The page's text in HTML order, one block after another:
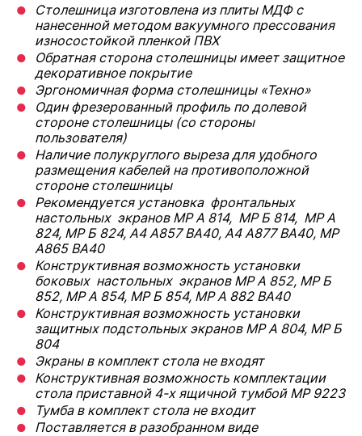
Столешница изготовлена из плиты МДФ с
нанесенной методом вакуумного прессования
износостойкой пленкой ПВХ
Обратная сторона столешницы имеет защитное
декоративное покрытие
Эргономичная форма столешницы «Техно»
Один фрезерованный профиль по долевой
стороне столешницы (со стороны
пользователя)
Наличие полукруглого выреза для удобного
размещения кабелей на противоположной
стороне столешницы
Рекомендуется установка фронтальных
настольных экранов МР А 814, МР Б 814, МР А
824, МР Б 824, А4 А857 ВА40, А4 А877 ВА40, МР
А865 ВА40
Конструктивная возможность установки
боковых настольных экранов МР А 852, МР Б
852, МР А 854, МР Б 854, МР А 882 BA40
Конструктивная возможность установки
защитных подстольных экранов МР А 804, МР Б
804
Экраны в комплект стола не входят
Конструктивная возможность комплектации
стола приставной 4-х ящичной тумбой МР 9223
Тумба в комплект стола не входит
Поставляется в разобранном виде